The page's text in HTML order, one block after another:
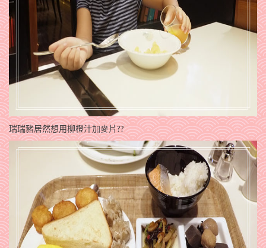
瑞瑞豬居然想用柳橙汁加麥片??